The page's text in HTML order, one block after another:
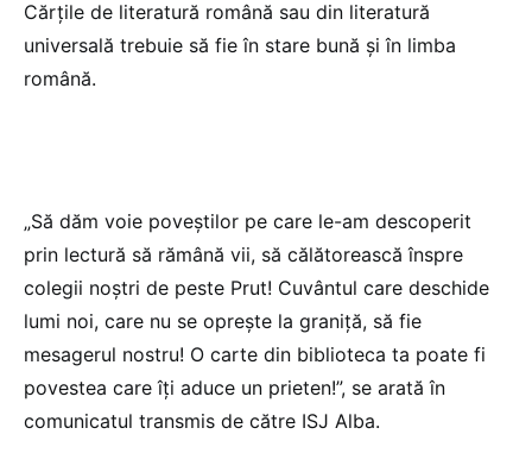
Cărţile de literatură română sau din literatură
universală trebuie să fie în stare bună şi în limba
română.
„Să dăm voie poveştilor pe care le-am descoperit
prin lectură să rămână vii, să călătorească înspre
colegii noştri de peste Prut! Cuvântul care deschide
lumi noi, care nu se opreşte la graniţă, să fie
mesagerul nostru! O carte din biblioteca ta poate fi
povestea care îţi aduce un prieten!”, se arată în
comunicatul transmis de către ISJ Alba.